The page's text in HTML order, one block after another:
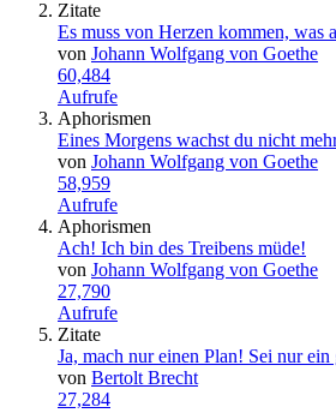
Zitate
Es muss von Herzen kommen, was
von Johann Wolfgang von Goethe
60,484
Aufrufe
Aphorismen
Eines Morgens wachst du nicht
von Johann Wolfgang von Goethe
58,959
Aufrufe
Aphorismen
Ach! Ich bin des Treibens müde!
von Johann Wolfgang von Goethe
27,790
Aufrufe
Zitate
Ja, mach nur einen Plan! Sei nur
von Bertolt Brecht
27,284